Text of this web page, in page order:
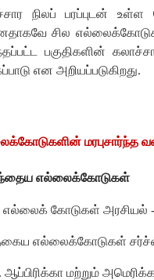
நிலப் பரப்புடன்
சில
பகுதிகளின்
என அறியப்படுகிறது.
மரபுசார்ந்த
எல்லைக்கோடுகள்
கோடுகள் அரசியல் -
எல்லைக்கோடுகள்
ஆப்பிரிக்கா மற்றும்